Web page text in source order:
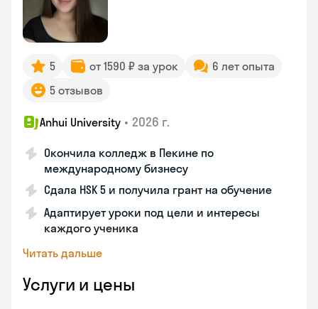
5 от 1590 ₽ за урок
6 лет опыта
5 отзывов
Anhui University • 2026 г.
Окончила колледж в Пекине по
международному бизнесу
Сдала HSK 5 и получила грант на обучение
Адаптирует уроки под цели и интересы
каждого ученика
Читать дальше
Услуги и цены